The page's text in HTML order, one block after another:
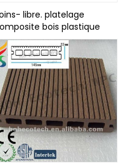
libre. platelage
bois plastique